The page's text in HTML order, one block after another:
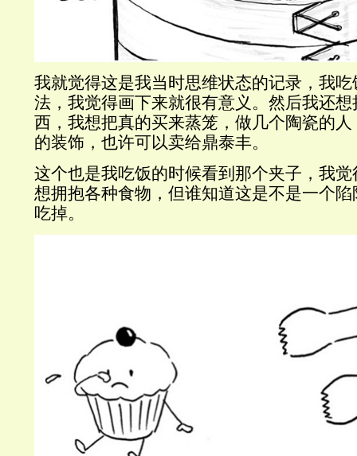
我就觉得这是我当时思维状态的记录，我
法，我觉得画下来就很有意义。然后我还
西，我想把真的买来蒸笼，做几个陶瓷的
的装饰，也许可以卖给鼎泰丰。
这个也是我吃饭的时候看到那个夹子，我
想拥抱各种食物，但谁知道这是不是一个
吃掉。